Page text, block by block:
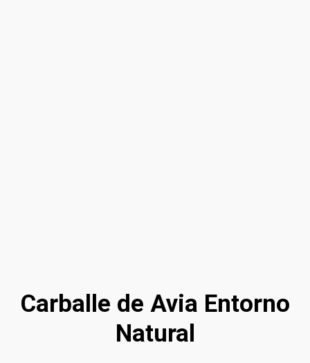
Carballe de Avia Entorno
Natural